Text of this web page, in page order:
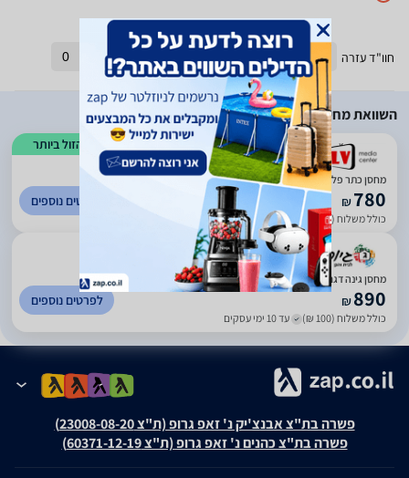
חוו"ד עזרה חוו"ד לא עזרה 0
השוואת מחירים
הזול ביותר
4.17
(
102
)
‏מחסן ‏כתר פלסטיק Store It Out Prime 250
₪780
כולל משלוח (10 ₪) עד 7 ימי עסקים
לפרטים נוספים
מחסן גינה דגם פריים, Store It Out Prime 250946
₪890
כולל משלוח (100 ₪) עד 10 ימי עסקים
לפרטים נוספים
פשרה בת"צ אבנצ'יק נ' זאפ גרופ (ת"צ 23008-08-20)
פשרה בת"צ כהנים נ' זאפ גרופ (ת"צ 60371-12-19)